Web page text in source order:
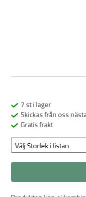
7 st i lager
Skickas från oss
Gratis frakt